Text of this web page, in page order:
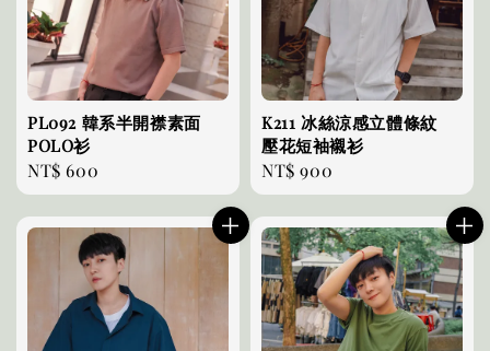
PL092 韓系半開襟素面
POLO衫
Regular
price
NT$ 600
K211 冰絲涼感立體條紋
壓花短袖襯衫
Regular
price
NT$ 900